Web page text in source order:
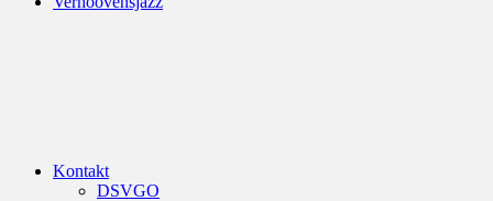
Kontakt
DSVGO